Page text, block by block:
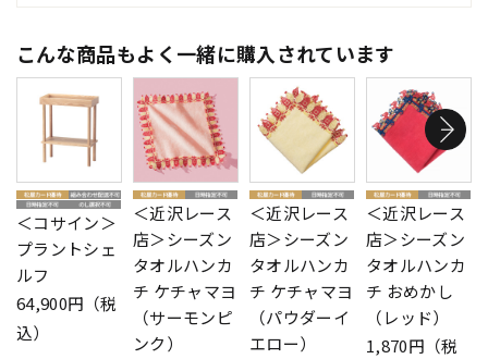
こんな商品もよく一緒に購入されています
＜コサイン＞
プラントシェ
ルフ
64,900円（税
込）
＜近沢レース
店＞シーズン
タオルハンカ
チ ケチャマヨ
（サーモンピ
ンク）
＜近沢レース
店＞シーズン
タオルハンカ
チ ケチャマヨ
（パウダーイ
エロー）
＜近沢レース
店＞シーズン
タオルハンカ
チ おめかし
（レッド）
1,870円（税